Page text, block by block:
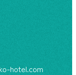
hotel.com